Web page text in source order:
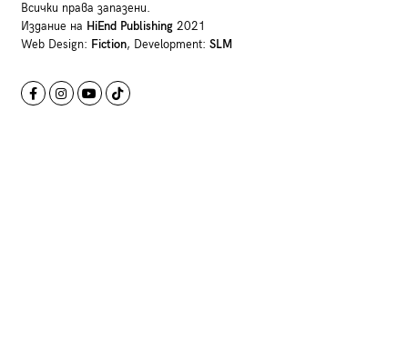
Всички права запазени.
Издание на HiEnd Publishing2021
Web Design: Fiction, Development: SLM